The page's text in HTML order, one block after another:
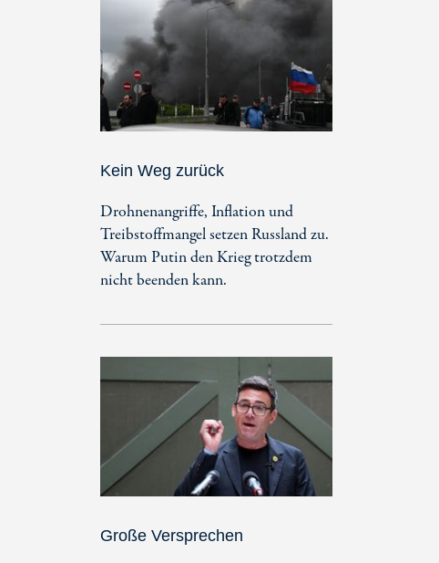
Kein Weg zurück
Drohnenangriffe, Inflation und
Treibstoffmangel setzen Russland zu.
Warum Putin den Krieg trotzdem
nicht beenden kann.
Große Versprechen